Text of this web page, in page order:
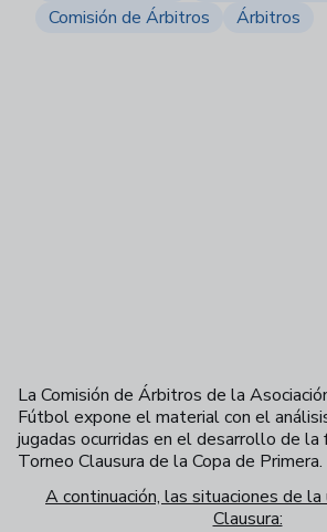
Comisión de Árbitros
Árbitros
La Comisión de Árbitros de la
Fútbol expone el material con el
jugadas ocurridas en el desarrollo de
Torneo Clausura de la Copa de Primera.
A continuación, las situaciones de
Clausura: